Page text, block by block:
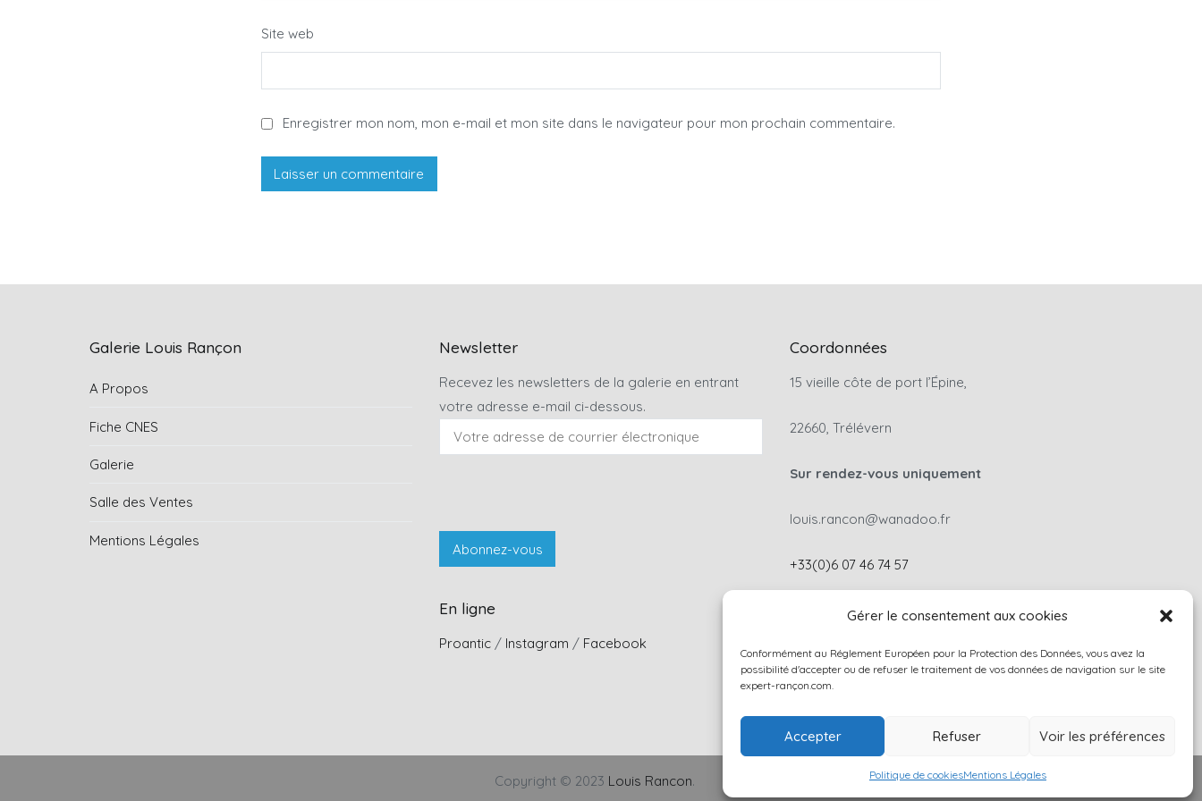
Gérer le consentement aux cookies
Conformément au Réglement Européen pour la Protection des Données, vous avez la
possibilité d'accepter ou de refuser le traitement de vos données de navigation sur le site
expert-rançon.com.
Accepter Refuser Voir les préférences
Politique de cookiesMentions Légales
Site web
Enregistrer mon nom, mon e-mail et mon site dans le navigateur pour mon prochain commentaire.
Galerie Louis Rançon
A Propos
Fiche CNES
Galerie
Salle des Ventes
Mentions Légales
Newsletter
Recevez les newsletters de la galerie en entrant
votre adresse e-mail ci-dessous.
En ligne
Proantic / Instagram / Facebook
Coordonnées
15 vieille côte de port l’Épine,
22660, Trélévern
Sur rendez-vous uniquement
louis.rancon@wanadoo.fr
+33(0)6 07 46 74 57
Contactez-nous
Copyright © 2023 Louis Rancon.